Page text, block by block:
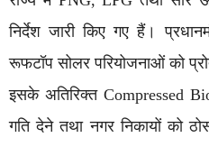
निर्देश जारी किए गए हैं।
रूफटॉप सोलर परियोजनाओं को
इसके अतिरिक्त Compressed
गति देने तथा नगर निकायों को